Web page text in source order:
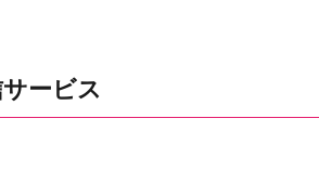
ービス